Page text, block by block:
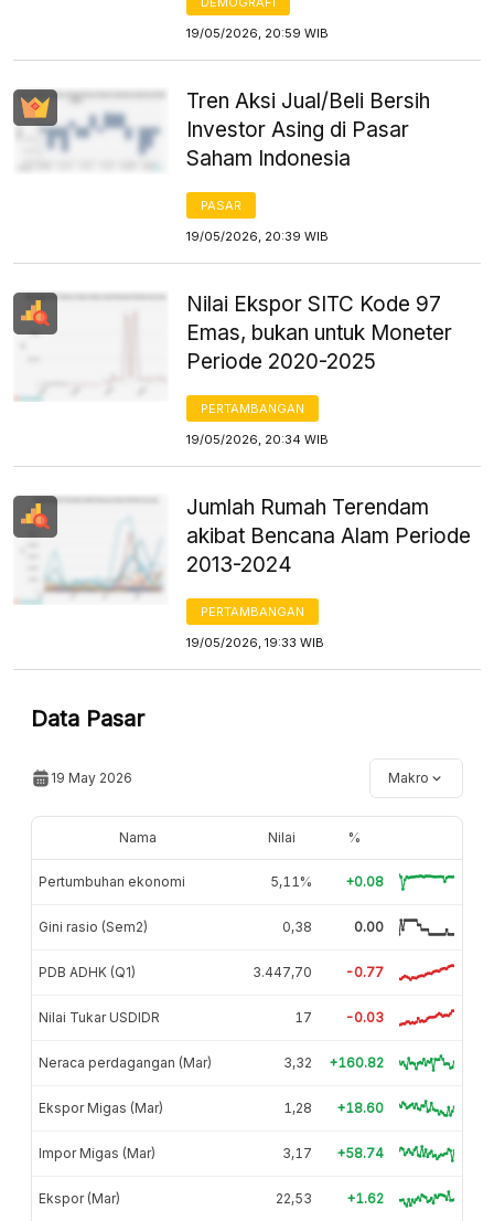
19/05/2026, 20:59 WIB
Tren Aksi Jual/Beli Bersih
Investor Asing di Pasar
Saham Indonesia
PASAR
19/05/2026, 20:39 WIB
Nilai Ekspor SITC Kode 97
Emas, bukan untuk Moneter
Periode 2020-2025
PERTAMBANGAN
19/05/2026, 20:34 WIB
Jumlah Rumah Terendam
akibat Bencana Alam Periode
2013-2024
PERTAMBANGAN
19/05/2026, 19:33 WIB
Data Pasar
19 May 2026 Makro
Nama Nilai %
Pertumbuhan ekonomi 5,11% +0.08
Gini rasio (Sem2) 0,38 0.00
PDB ADHK (Q1) 3.447,70 -0.77
Nilai Tukar USDIDR 17 -0.03
Neraca perdagangan (Mar) 3,32 +160.82
Ekspor Migas (Mar) 1,28 +18.60
Impor Migas (Mar) 3,17 +58.74
Ekspor (Mar) 22,53 +1.62